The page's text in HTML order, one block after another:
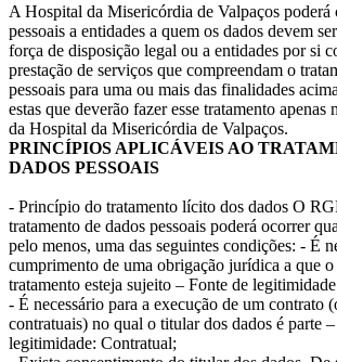
A Hospital da Misericórdia de Valpaços poderá
pessoais a entidades a quem os dados devem
força de disposição legal ou a entidades por si
prestação de serviços que compreendam o
pessoais para uma ou mais das finalidades
estas que deverão fazer esse tratamento apenas
da Hospital da Misericórdia de Valpaços.
PRINCÍPIOS APLICÁVEIS AO
DADOS PESSOAIS
- Princípio do tratamento lícito dos dados O
tratamento de dados pessoais poderá ocorrer
pelo menos, uma das seguintes condições: - É
cumprimento de uma obrigação jurídica a que
tratamento esteja sujeito – Fonte de
- É necessário para a execução de um contrato
contratuais) no qual o titular dos dados é parte
legitimidade: Contratual;